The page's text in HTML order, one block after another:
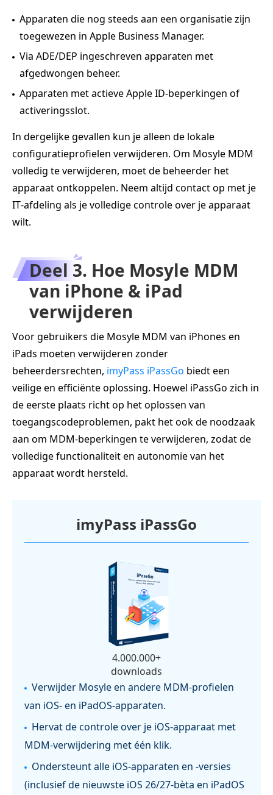
Apparaten die nog steeds aan een organisatie zijn
toegewezen in Apple Business Manager.
Via ADE/DEP ingeschreven apparaten met
afgedwongen beheer.
Apparaten met actieve Apple ID‑beperkingen of
activeringsslot.
In dergelijke gevallen kun je alleen de lokale
configuratieprofielen verwijderen. Om Mosyle MDM
volledig te verwijderen, moet de beheerder het
apparaat ontkoppelen. Neem altijd contact op met je
IT‑afdeling als je volledige controle over je apparaat
wilt.
Deel 3. Hoe Mosyle MDM
van iPhone & iPad
verwijderen
Voor gebruikers die Mosyle MDM van iPhones en
iPads moeten verwijderen zonder
beheerdersrechten, imyPass iPassGo biedt een
veilige en efficiënte oplossing. Hoewel iPassGo zich in
de eerste plaats richt op het oplossen van
toegangscodeproblemen, pakt het ook de noodzaak
aan om MDM‑beperkingen te verwijderen, zodat de
volledige functionaliteit en autonomie van het
apparaat wordt hersteld.
imyPass iPassGo
4.000.000+
downloads
Verwijder Mosyle en andere MDM‑profielen
van iOS‑ en iPadOS‑apparaten.
Hervat de controle over je iOS‑apparaat met
MDM‑verwijdering met één klik.
Ondersteunt alle iOS-apparaten en -versies
(inclusief de nieuwste iOS 26/27-bèta en iPadOS